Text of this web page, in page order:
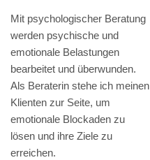
Mit psychologischer Beratung
werden psychische und
emotionale Belastungen
bearbeitet und überwunden.
Als Beraterin stehe ich meinen
Klienten zur Seite, um
emotionale Blockaden zu
lösen und ihre Ziele zu
erreichen.